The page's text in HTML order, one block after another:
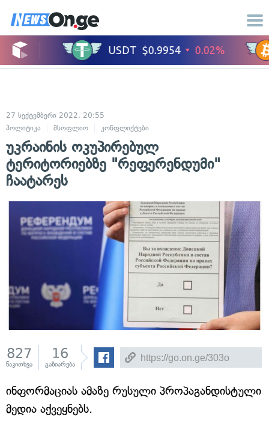
27 სექტემბერი 2022, 20:55
პოლიტიკა
მსოფლიო კონფლიქტები
უკრაინის ოკუპირებულ
ტერიტორიებზე "რეფერენდუმი"
ჩაატარეს
827
წაკითხვა
16
გაზიარება
ინფორმაციას ამაზე რუსული პროპაგანდისტული
მედია აქვეყნებს.